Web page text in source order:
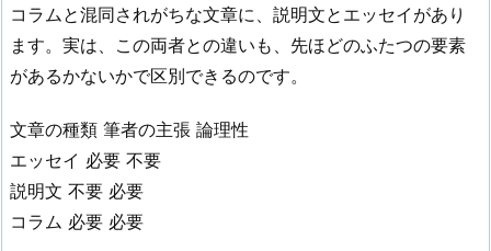
エ
ッ
セ
と
の
違
い
コラムと混同されがちな文章に、説明文とエッセイがあり
ます。実は、この両者との違いも、先ほどのふたつの要素
があるかないかで区別できるのです。
文章の種類 筆者の主張 論理性
エッセイ 必要 不要
説明文 不要 必要
コラム 必要 必要